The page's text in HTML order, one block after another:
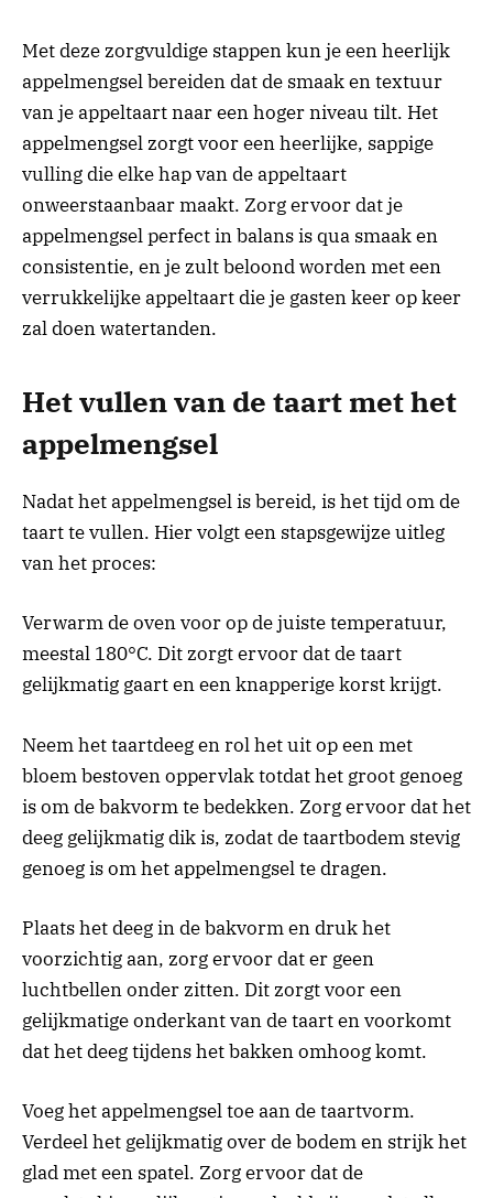
Met deze zorgvuldige stappen kun je een heerlijk
appelmengsel bereiden dat de smaak en textuur
van je appeltaart naar een hoger niveau tilt. Het
appelmengsel zorgt voor een heerlijke, sappige
vulling die elke hap van de appeltaart
onweerstaanbaar maakt. Zorg ervoor dat je
appelmengsel perfect in balans is qua smaak en
consistentie, en je zult beloond worden met een
verrukkelijke appeltaart die je gasten keer op keer
zal doen watertanden.
Het vullen van de taart met het
appelmengsel
Nadat het appelmengsel is bereid, is het tijd om de
taart te vullen. Hier volgt een stapsgewijze uitleg
van het proces:
Verwarm de oven voor op de juiste temperatuur,
meestal 180°C. Dit zorgt ervoor dat de taart
gelijkmatig gaart en een knapperige korst krijgt.
Neem het taartdeeg en rol het uit op een met
bloem bestoven oppervlak totdat het groot genoeg
is om de bakvorm te bedekken. Zorg ervoor dat het
deeg gelijkmatig dik is, zodat de taartbodem stevig
genoeg is om het appelmengsel te dragen.
Plaats het deeg in de bakvorm en druk het
voorzichtig aan, zorg ervoor dat er geen
luchtbellen onder zitten. Dit zorgt voor een
gelijkmatige onderkant van de taart en voorkomt
dat het deeg tijdens het bakken omhoog komt.
Voeg het appelmengsel toe aan de taartvorm.
Verdeel het gelijkmatig over de bodem en strijk het
glad met een spatel. Zorg ervoor dat de